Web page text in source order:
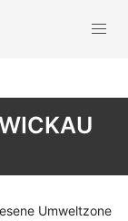
Umweltzone